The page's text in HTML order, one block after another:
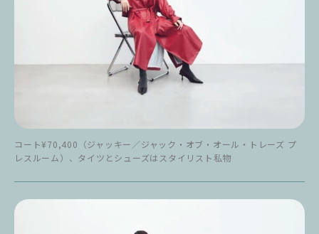
コート¥70,400（ジャッキー／ジャック・オブ・オール・トレーズ プ
レスルーム）、タイツとシューズはスタイリスト私物